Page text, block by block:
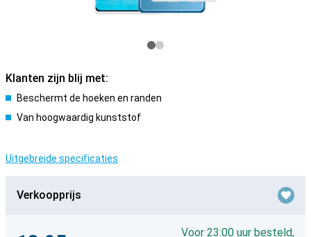
Klanten zijn blij met:
Beschermt de hoeken en randen
Van hoogwaardig kunststof
Uitgebreide specificaties
Verkoopprijs
Voor 23:00 uur besteld,